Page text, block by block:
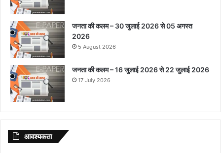
जनता की कलम – 30 जुलाई 2026 से 05 अगस्त
2026
5 August 2026
जनता की कलम – 16 जुलाई 2026 से 22 जुलाई 2026
17 July 2026
आवश्‍यकता